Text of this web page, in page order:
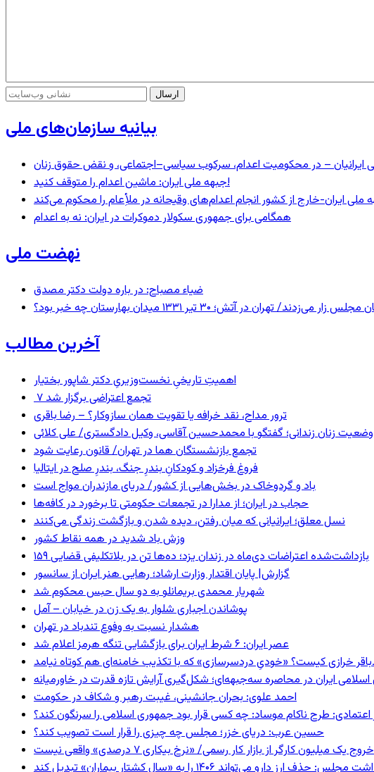
بیانیه سازمان‌های ملی
ایرانیان – در محکومیت اعدام، سرکوب سیاسی–اجتماعی، و نقض حقوق زنان
جبهه ملی ایران: ماشین اعدام را متوقف کنید!
ملی ایران-خارج از کشور انجام اعدام‌های وقیحانه در ملأِعام را محکوم می‌کند
همگامی برای جمهوری سکولار دموکرات در ایران: نه به اعدام
نهضت ملی
ضیاء مصباح: در باره دولت دکتر مصدق
در آتش؛ ۳۰ تیر ۱۳۳۱ میدان بهارستان چه خبر بود؟
آخرین مطالب
اهمیتِ تاریخیِ نخست‌وزیریِ دکتر شاپور بختیار
۷ تجمع اعتراضی برگزار شد
ترور مداح، نقد خرافه یا تقویت همان سازوکار؟ – رضا باقری
زنان زندانی؛ گفتگو با محمدحسین آقاسی، وکیل دادگستری/ علی کلائی
تجمع بازنشستگان هما در تهران/ قانون رعایت شود
فروغ فرخزاد و کودکانِ بندرِ جنگ، بندرِ صلح در ایتالیا
باد و گردوخاک در بخش‌هایی از کشور/ دریای مازندران مواج است
حجاب در ایران؛ از مدارا در تجمعات حکومتی تا برخورد در کافه‌ها
نسل معلق؛ ایرانیانی که میان رفتن، دیده شدن و بازگشت زندگی می‌کنند
وزش باد شدید در همه نقاط کشور
۱۵۹ بازداشت‌شده اعتراضات دی‌ماه در زندان یزد؛ ده‌ها تن در بلاتکلیفی قضایی
گزارش| پایان اقتدار وزارت ارشاد؛ رهایی هنر ایران از سانسور
شهریار محمدی بریمانلو به دو سال حبس محکوم شد
پوشاندن اجباری شلوار به یک زن در خیابان – آمل
هشدار نسبت به وفوع تندباد در تهران
عصر ایران: ۶ شرط ایران برای بازگشایی تنگه هرمز اعلام شد
خرازی کیست؟ «خودیِ دردسرسازی» که با تکذیب خامنه‌ای هم کوتاه نیامد
ایران در محاصره سه‌جبهه‌ای؛ شکل‌گیری آرایش تازه قدرت در خاورمیانه
احمد علوی: بحران جانشینی، غیبت رهبر و شکاف در حکومت
اعتمادی: طرح ناکام موساد: چه کسی قرار بود جمهوری اسلامی را سرنگون کند؟
حسین عرب: دریای خزر؛ مجلس چه چیزی را قرار است تصویب کند؟
خروج یک میلیون کارگر از بازار کار رسمی/ «نرخ بیکاری ۷ درصدی» واقعی نیست
می‌تواند ۱۴۰۶ را به «سال کشتار بیماران» تبدیل کند